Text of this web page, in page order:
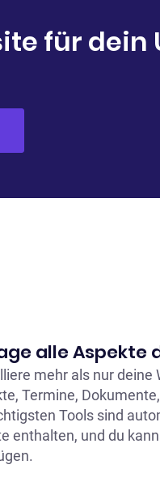
für
alle Aspekte
mehr als nur deine
Termine,
Tools sind
enthalten, und du